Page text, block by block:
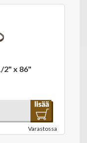
2" x 86"
Varastossa